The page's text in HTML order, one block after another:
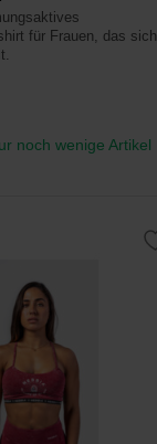
für Frauen, das sich
noch wenige Artikel